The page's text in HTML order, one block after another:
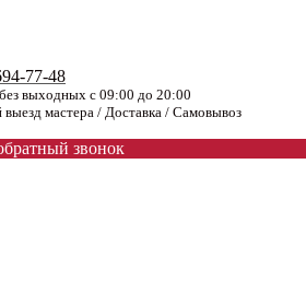
77-48
выходных с 09:00 до 20:00
выезд мастера / Доставка / Самовывоз
звонок